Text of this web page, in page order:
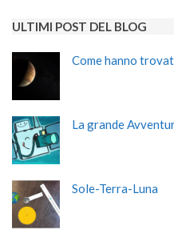
ULTIMI POST DEL BLOG
Come hanno
La grande
Sole-Terra-Luna